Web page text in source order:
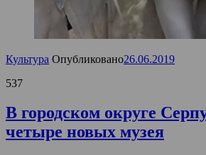
Культура Опубликовано26.06.2019
537
В городском округе
четыре новых музея